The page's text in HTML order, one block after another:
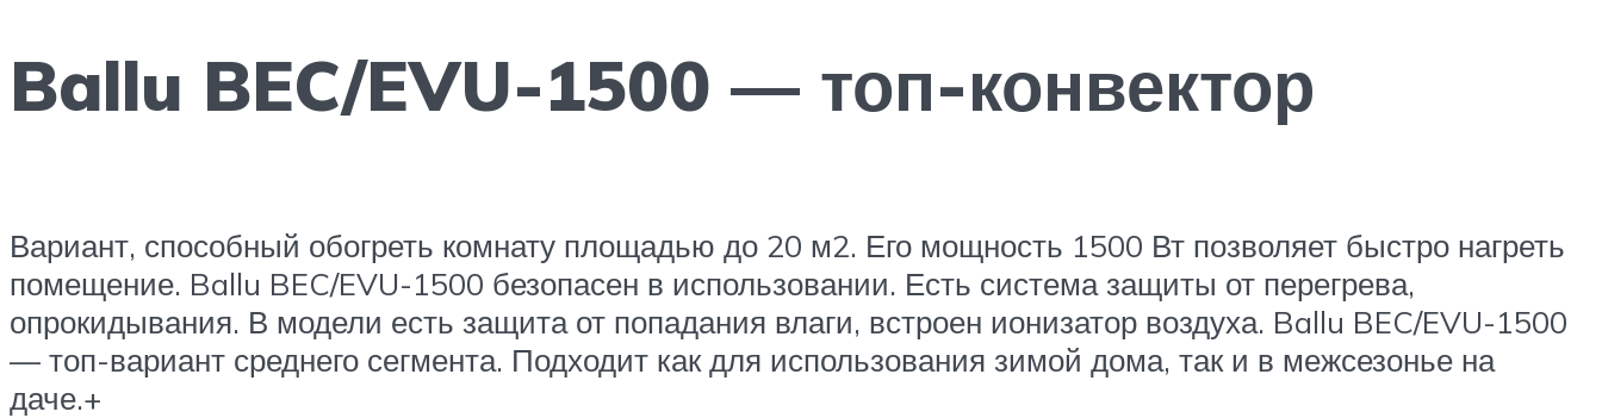
Ballu BEC/EVU-1500 — топ-конвектор
Вариант, способный обогреть комнату площадью до 20 м2. Его мощность 1500 Вт позволяет быстро нагреть
помещение. Ballu BEC/EVU-1500 безопасен в использовании. Есть система защиты от перегрева,
опрокидывания. В модели есть защита от попадания влаги, встроен ионизатор воздуха. Ballu BEC/EVU-1500
— топ-вариант среднего сегмента. Подходит как для использования зимой дома, так и в межсезонье на
даче.+